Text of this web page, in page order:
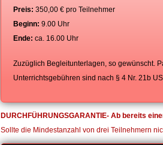
Preis: 350,00 € pro Teilnehmer
Beginn: 9.00 Uhr
Ende: ca. 16.00 Uhr
Zuzüglich Begleitunterlagen, so gewünscht.
Unterrichtsgebühren sind nach § 4 Nr. 21b
DURCHFÜHRUNGSGARANTIE- Ab bereits
Sollte die Mindestanzahl von drei Teilnehmern